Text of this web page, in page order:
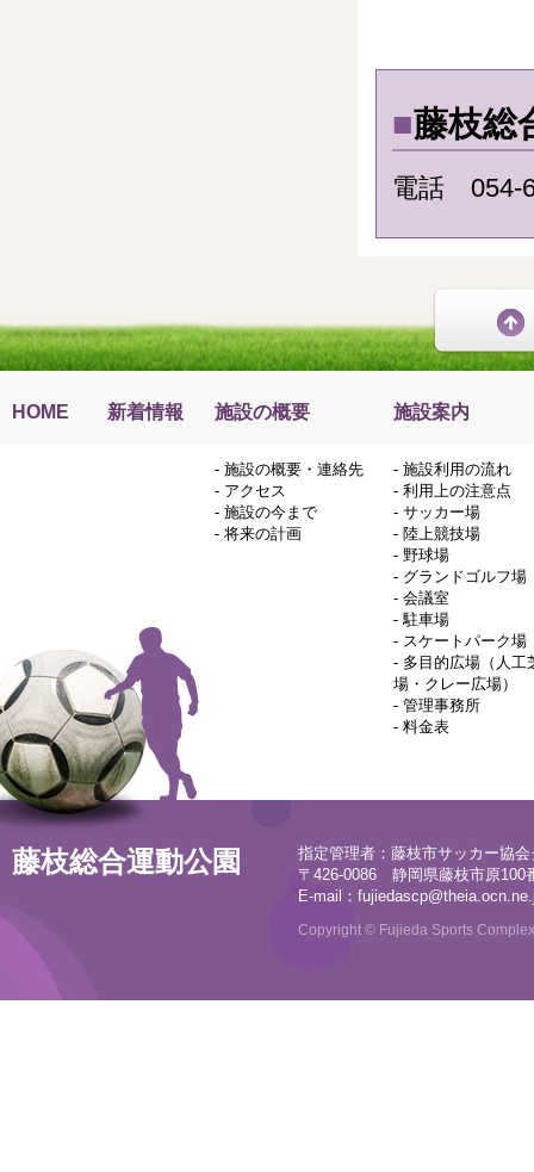
■藤枝総
電話 054-
HOME 新着情報 施設の概要 施設案内
- 施設の概要・連絡先
- アクセス
- 施設の今まで
- 将来の計画
- 施設利用の流れ
- 利用上の注意点
- サッカー場
- 陸上競技場
- 野球場
- グランドゴルフ場
- 会議室
-駐車場
- スケートパーク場
- 多目的広場（人工
場・クレー広場）
- 管理事務所
- 料金表
藤枝総合運動公園
指定管理者：藤枝市サッカー協
〒426-0086 静岡県藤枝市原100
E-mail：
Copyright © Fujieda Sports